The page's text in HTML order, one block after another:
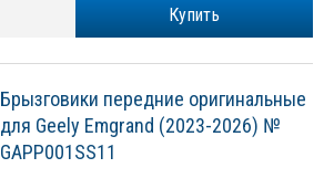
Купить
Брызговики передние оригинальные
для Geely Emgrand (2023-2026) №
GAPP001SS11